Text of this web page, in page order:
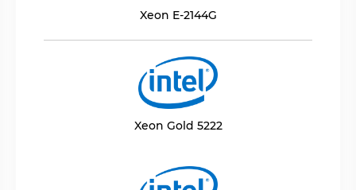
Xeon E-2144G
Xeon Gold 5222